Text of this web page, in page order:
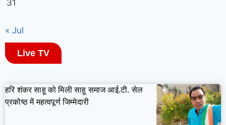
31
« Jul
Live TV
हरि शंकर साहू को मिली साहू समाज आई.टी. सेल
प्रकोष्ठ में महत्वपूर्ण जिम्मेदारी